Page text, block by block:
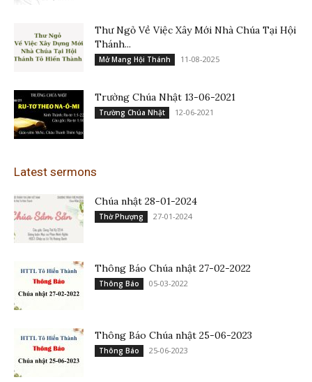
Thư Ngỏ Về Việc Xây Mới Nhà Chúa Tại Hội
Thánh...
Mở Mang Hội Thánh 11-08-2025
Trường Chúa Nhật 13-06-2021
Trường Chúa Nhật 12-06-2021
Latest sermons
Chúa nhật 28-01-2024
Thờ Phượng 27-01-2024
Thông Báo Chúa nhật 27-02-2022
Thông Báo 05-03-2022
Thông Báo Chúa nhật 25-06-2023
Thông Báo 25-06-2023